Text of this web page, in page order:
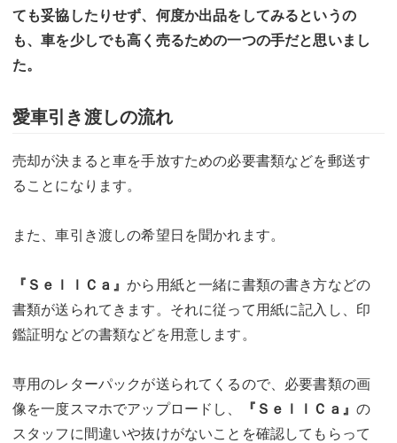
ても妥協したりせず、何度か出品をしてみるというの
も、車を少しでも高く売るための一つの手だと思いまし
た。
愛車引き渡しの流れ
売却が決まると車を手放すための必要書類などを郵送す
ることになります。
また、車引き渡しの希望日を聞かれます。
『ＳｅｌｌＣａ』から用紙と一緒に書類の書き方などの
書類が送られてきます。それに従って用紙に記入し、印
鑑証明などの書類などを用意します。
専用のレターパックが送られてくるので、必要書類の画
像を一度スマホでアップロードし、
『ＳｅｌｌＣａ』 の
スタッフに間違いや抜けがないことを確認してもらって